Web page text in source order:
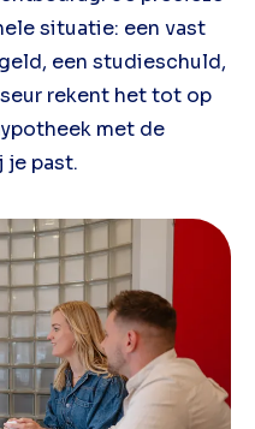
situatie: een vast
een studieschuld,
rekent het tot op
met de
je past.